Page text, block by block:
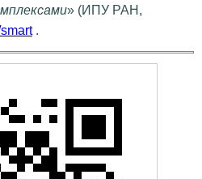
» (ИПУ РАН,
.